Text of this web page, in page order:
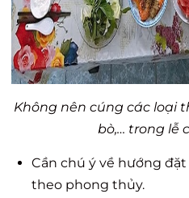
Không nên cúng các loại
bò,… trong lễ
Cần chú ý về hướng
theo phong thủy.